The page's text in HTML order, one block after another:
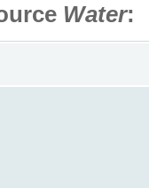
Water: